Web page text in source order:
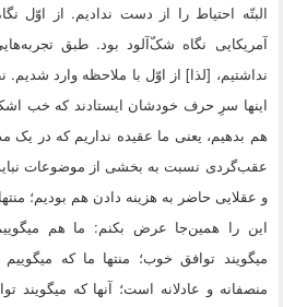
البتّه احتیاط را از دست ندادیم. از اوّل
آمریکایى نگاه شکّ‌آلود بود. طبق
نداشتیم، [لذا] از اوّل با ملاحظه وارد
اینها سرِ حرف خودشان ایستادند که خب
هم بدهیم، یعنى ما عقیده نداریم که در یک
عقب‌گردى نسبت به بخشى از موضوعات
و عقلایى حاضر به هزینه دادن هم بودیم؛
این را همین‌جا عرض بکنم: ما هم
میگویند توافق خوب؛ منتها ما که
منصفانه و عادلانه است؛ آنها که میگویند